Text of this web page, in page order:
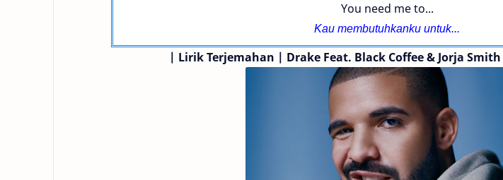
You need me to...
Kau membutuhkanku untuk...
| Lirik Terjemahan | Drake Feat. Black Coffee & Jorja Smith